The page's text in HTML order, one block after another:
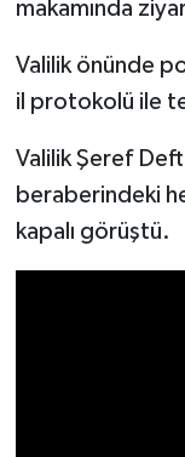
makamında
Valilik önünde
il protokolü ile
Valilik Şeref
beraberindeki
kapalı görüştü.
Kültür
Kütahya
Magazin